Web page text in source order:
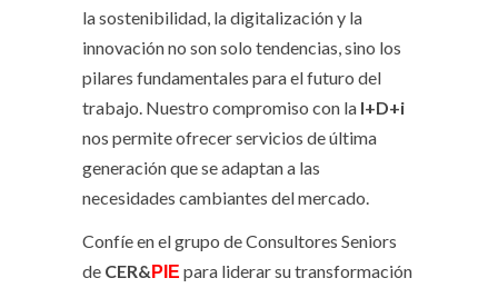
la sostenibilidad, la digitalización y la
innovación no son solo tendencias, sino los
pilares fundamentales para el futuro del
trabajo. Nuestro compromiso con la I+D+i
nos permite ofrecer servicios de última
generación que se adaptan a las
necesidades cambiantes del mercado.
Confíe en el grupo de Consultores Seniors
de CER& PIE para liderar su transformación